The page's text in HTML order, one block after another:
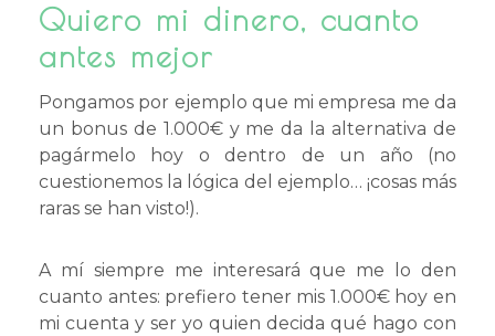
Quiero mi dinero, cuanto
antes mejor
Pongamos por ejemplo que mi empresa me da
un bonus de 1.000€ y me da la alternativa de
pagármelo hoy o dentro de un año (no
cuestionemos la lógica del ejemplo… ¡cosas más
raras se han visto!).
A mí siempre me interesará que me lo den
cuanto antes: prefiero tener mis 1.000€ hoy en
mi cuenta y ser yo quien decida qué hago con